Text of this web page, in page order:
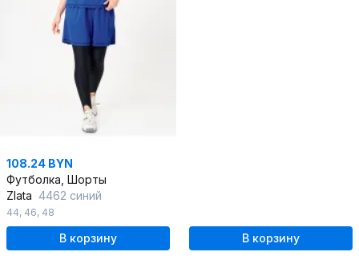
108.24 BYN
Футболка, Шорты
Zlata 4462 синий
44, 46, 48
В корзину В корзину